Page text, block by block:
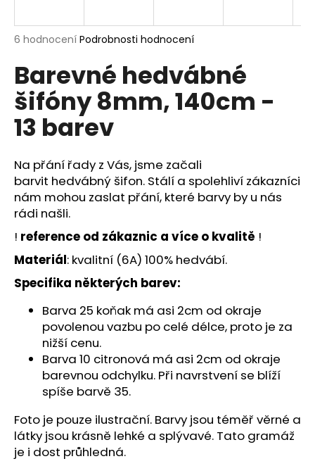
Průměrné
produktu
je
5,0
z
5
hvězdiček.
6 hodnocení Podrobnosti hodnocení
Barevné hedvábné
šifóny 8mm, 140cm -
13 barev
Na přání řady z Vás, jsme začali
barvit hedvábný šifon. Stálí a spolehliví zákazníci
nám mohou zaslat přání, které barvy by u nás
rádi našli.
! reference od zákaznic a více o kvalitě !
Materiál: kvalitní (6A) 100% hedvábí.
Specifika některých barev:
Barva 25 koňak má asi 2cm od okraje
povolenou vazbu po celé délce, proto je za
nižší cenu.
Barva 10 citronová má asi 2cm od okraje
barevnou odchylku. Při navrstvení se blíží
spíše barvě 35.
Foto je pouze ilustrační. Barvy jsou téměř věrné a
látky jsou krásně lehké a splývavé. Tato gramáž
je i dost průhledná.
j
t
?
HLEDAT
o
p
r